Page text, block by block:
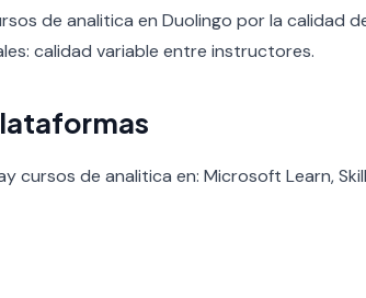
de analitica en Duolingo por la calidad
calidad variable entre instructores.
cursos de analitica en: Microsoft Learn,